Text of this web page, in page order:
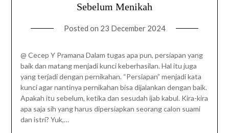
Sebelum Menikah
Posted on 23 December 2024
@ Cecep Y Pramana Dalam tugas apa pun, persiapan yang
baik dan matang menjadi kunci keberhasilan. Hal itu juga
yang terjadi dengan pernikahan. “Persiapan” menjadi kata
kunci agar nantinya pernikahan bisa dijalankan dengan baik.
Apakah itu sebelum, ketika dan sesudah ijab kabul. Kira-kira
apa saja sih yang harus dipersiapkan seorang calon suami
dan istri? Yuk,…